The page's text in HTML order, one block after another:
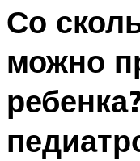
Со
можно